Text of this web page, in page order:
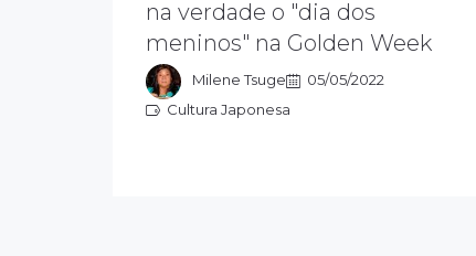
na verdade o "dia dos
meninos" na Golden Week
Milene Tsuge
05/05/2022
Cultura Japonesa
flâmulas coloridas de carpas em
celebração ao Dia dos Meninos. A
carpa simboliza a resistência, a
perseverança e a força.